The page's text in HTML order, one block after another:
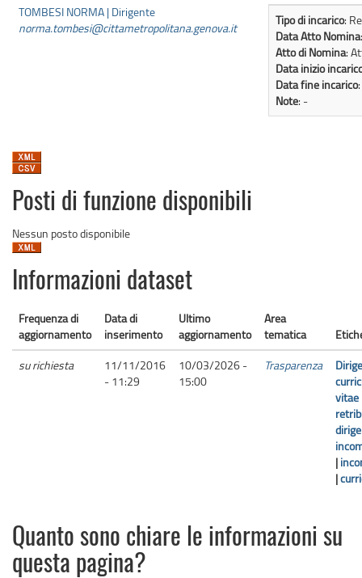
TOMBESI NORMA | Dirigente
norma.tombesi@cittametropolitana.genova.it
Tipo di incarico:
Data Atto Nomina
Atto di Nomina:
Data inizio
Data fine incarico:
Note: -
Posti di funzione disponibili
Nessun posto disponibile
Informazioni dataset
Frequenza di
aggiornamento
Data di
inserimento
Ultimo
aggiornamento
Area
tematica
su richiesta
11/11/2016
- 11:29
10/03/2026 -
15:00
Trasparenza
vitae
|
|
Quanto sono chiare le informazioni su
questa pagina?